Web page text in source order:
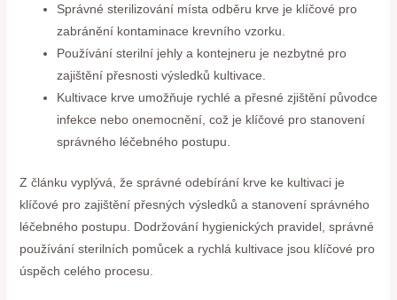
Správné sterilizování místa odběru krve je klíčové pro
zabránění kontaminace krevního vzorku.
Používání sterilní jehly a kontejneru je nezbytné pro
zajištění přesnosti výsledků kultivace.
Kultivace krve umožňuje rychlé a přesné zjištění původce
infekce nebo onemocnění, což je klíčové pro stanovení
správného léčebného postupu.
Z článku vyplývá, že správné odebírání krve ke kultivaci je
klíčové pro zajištění přesných výsledků a stanovení správného
léčebného postupu. Dodržování hygienických pravidel, správné
používání sterilních pomůcek a rychlá kultivace jsou klíčové pro
úspěch celého procesu.